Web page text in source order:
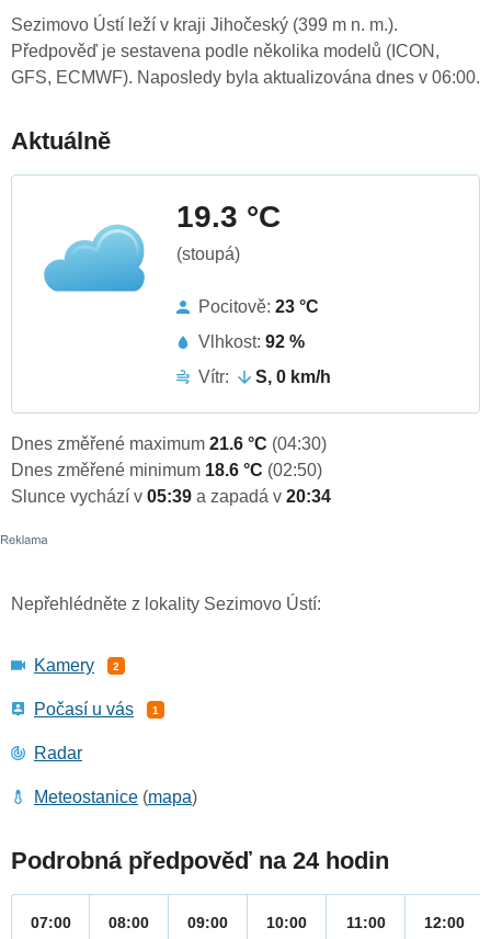
Sezimovo Ústí leží v kraji Jihočeský (399 m n. m.).
Předpověď je sestavena podle několika modelů (ICON,
GFS, ECMWF). Naposledy byla aktualizována dnes v 06:00.
Aktuálně
19.3 °C
(stoupá)
Pocitově: 23 °C
Vlhkost: 92 %
Vítr:
S, 0 km/h
Dnes změřené maximum 21.6 °C (04:30)
Dnes změřené minimum 18.6 °C (02:50)
Slunce vychází v 05:39 a zapadá v 20:34
Nepřehlédněte z lokality Sezimovo Ústí:
Kamery 2
Počasí u vás 1
Radar
Meteostanice (mapa)
Podrobná předpověď na 24 hodin
07:00 08:00 09:00 10:00 11:00 12:00